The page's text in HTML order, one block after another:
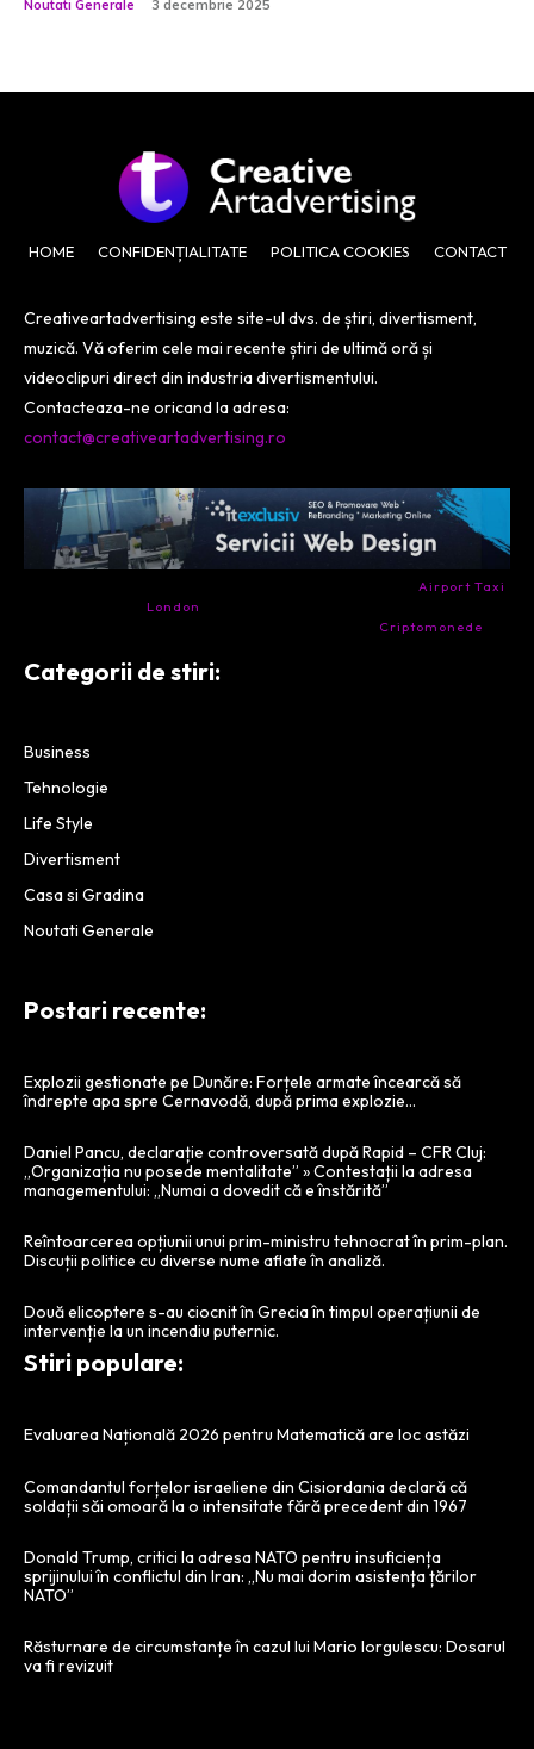
Noutati Generale 3 decembrie 2025
HOME CONFIDENȚIALITATE POLITICA COOKIES CONTACT
Creativeartadvertising este site-ul dvs. de știri, divertisment,
muzică. Vă oferim cele mai recente știri de ultimă oră și
videoclipuri direct din industria divertismentului.
Contacteaza-ne oricand la adresa:
contact@creativeartadvertising.ro
Airport Taxi
London
Criptomonede
Categorii de stiri:
Business
Tehnologie
Life Style
Divertisment
Casa si Gradina
Noutati Generale
Postari recente:
Explozii gestionate pe Dunăre: Forțele armate încearcă să
îndrepte apa spre Cernavodă, după prima explozie…
Daniel Pancu, declarație controversată după Rapid – CFR Cluj:
„Organizația nu posede mentalitate” » Contestații la adresa
managementului: „Numai a dovedit că e înstărită”
Reîntoarcerea opțiunii unui prim-ministru tehnocrat în prim-plan.
Discuții politice cu diverse nume aflate în analiză.
Două elicoptere s-au ciocnit în Grecia în timpul operațiunii de
intervenție la un incendiu puternic.
Stiri populare:
Evaluarea Națională 2026 pentru Matematică are loc astăzi
Comandantul forțelor israeliene din Cisiordania declară că
soldații săi omoară la o intensitate fără precedent din 1967
Donald Trump, critici la adresa NATO pentru insuficiența
sprijinului în conflictul din Iran: „Nu mai dorim asistența țărilor
NATO”
Răsturnare de circumstanțe în cazul lui Mario Iorgulescu: Dosarul
va fi revizuit